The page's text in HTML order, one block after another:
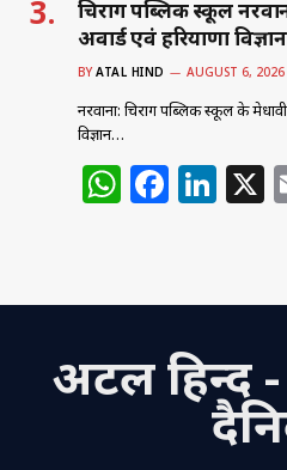
चिराग पब्लिक स्कूल
अवार्ड एवं हरियाणा
BY ATAL HIND AUGUST 6, 2026
नरवाना: चिराग पब्लिक स्कूल के मेधावी
विज्ञान…
W
s
p
p
F
e
o
o
Li
e
n
X
अटल हिन्द -